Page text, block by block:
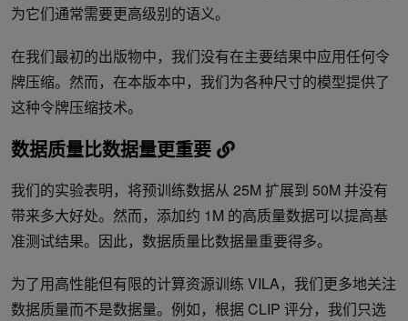
为它们通常需要更高级别的语义。
在我们最初的出版物中，我们没有在主要结果中应用任何令
牌压缩。然而，在本版本中，我们为各种尺寸的模型提供了
这种令牌压缩技术。
数据质量比数据量更重要
我们的实验表明，将预训练数据从 25M 扩展到 50M 并没有
带来多大好处。然而，添加约 1M 的高质量数据可以提高基
准测试结果。因此，数据质量比数据量重要得多。
为了用高性能但有限的计算资源训练 VILA，我们更多地关注
数据质量而不是数据量。例如，根据 CLIP 评分，我们只选